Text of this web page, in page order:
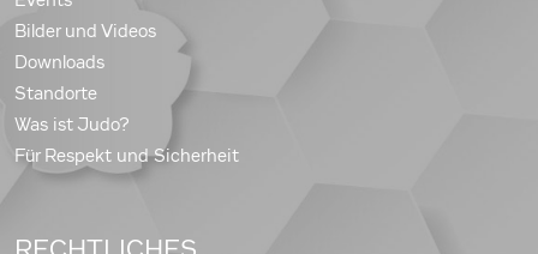
Bilder und Videos
Downloads
Standorte
Was ist Judo?
Für Respekt und Sicherheit